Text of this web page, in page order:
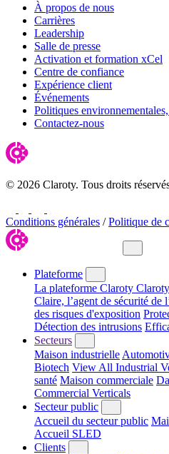
À propos de nous
Carrières
Leadership
Salle de presse
Activation et formation xCel
Centre de confiance
Expérience client
Événements
Politiques
Contactez-nous
© 2026 Claroty. Tous droits
Conditions générales / Politique de
Fermer
Plateforme
La plateforme Claroty
Claire, l’agent de sécurité de
des risques d'exposition
Détection des intrusions
Secteurs
Maison industrielle
Biotech View All Industrial
santé Maison commerciale
Commercial Verticals
Secteur public
Accueil du secteur public
Accueil SLED
Clients